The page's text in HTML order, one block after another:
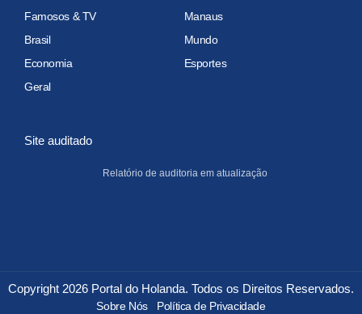
Famosos & TV
Manaus
Brasil
Mundo
Economia
Esportes
Geral
Site auditado
Relatório de auditoria em atualização
Copyright 2026 Portal do Holanda. Todos os Direitos Reservados.
Sobre Nós Política de Privacidade